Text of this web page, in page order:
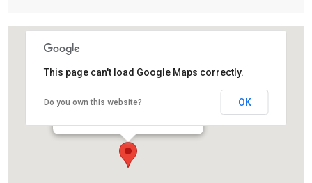
Parc de Recerca UAB Edifici Eureka
Campus UAB Bellaterra
This page can't load Google Maps correctly.
Do you own this website? OK